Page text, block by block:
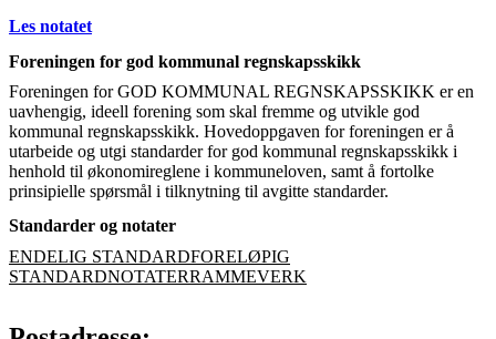
Les notatet
Foreningen for god kommunal regnskapsskikk
Foreningen for GOD KOMMUNAL REGNSKAPSSKIKK er en
uavhengig, ideell forening som skal fremme og utvikle god
kommunal regnskapsskikk. Hovedoppgaven for foreningen er å
utarbeide og utgi standarder for god kommunal regnskapsskikk i
henhold til økonomireglene i kommuneloven, samt å fortolke
prinsipielle spørsmål i tilknytning til avgitte standarder.
Standarder og notater
ENDELIG STANDARDFORELØPIG
STANDARDNOTATERRAMMEVERK